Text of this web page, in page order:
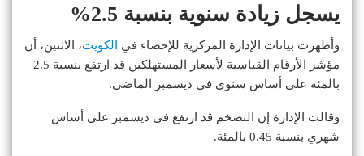
يسجل زيادة سنوية بنسبة 2.5%
وأظهرت بيانات الإدارة المركزية للإحصاء في الكويت، الاثنين، أن
مؤشر الأرقام القياسية لأسعار المستهلكين قد ارتفع بنسبة 2.5
بالمئة على أساس سنوي في ديسمبر الماضي.
وقالت الإدارة إن التضخم قد ارتفع في ديسمبر على أساس
شهري بنسبة 0.45 بالمئة.